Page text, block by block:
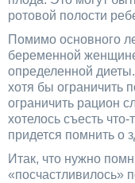
ротовой полости
Помимо основного
беременной
определенной
хотя бы ограничить
ограничить рацион
хотелось съесть
придется помнить о
Итак, что нужно
«посчастливилось»